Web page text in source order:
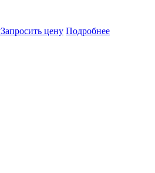
Запросить цену Подробнее